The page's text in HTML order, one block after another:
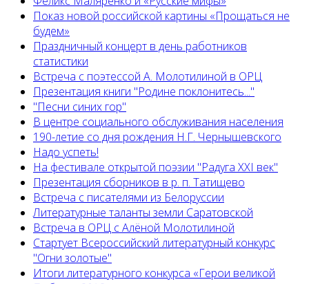
Показ новой российской картины «Прощаться не
будем»
Праздничный концерт в день работников
статистики
Встреча с поэтессой А. Молотилиной в ОРЦ
Презентация книги "Родине поклонитесь..."
"Песни синих гор"
В центре социального обслуживания населения
190-летие со дня рождения Н.Г. Чернышевского
Надо успеть!
На фестивале открытой поэзии "Радуга XXI век"
Презентация сборников в р. п. Татищево
Встреча с писателями из Белоруссии
Литературные таланты земли Саратовской
Встреча в ОРЦ с Алёной Молотилиной
Cтартует Всероссийский литературный конкурс
"Огни золотые"
Итоги литературного конкурса «Герои великой